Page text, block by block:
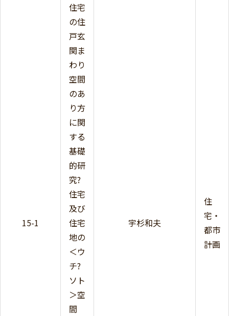
15-1
住宅
の住
戸玄
関ま
わり
空間
のあ
り方
に関
する
基礎
的研
究?
住宅
及び
住宅
地の
＜ウ
チ?
ソト
＞空
間
宇杉和夫
住
宅・
都市
計画